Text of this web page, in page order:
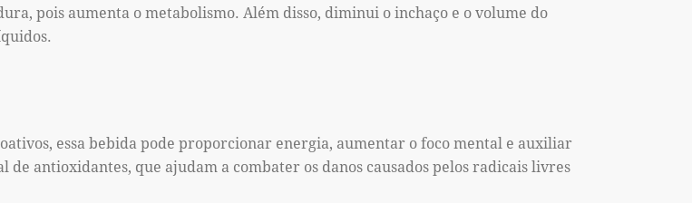
pois aumenta o metabolismo. Além disso, diminui o inchaço e o volume do
essa bebida pode proporcionar energia, aumentar o foco mental e auxiliar
antioxidantes, que ajudam a combater os danos causados pelos radicais livres